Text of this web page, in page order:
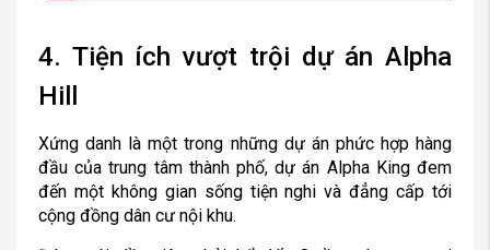
4. Tiện ích vượt trội dự án Alpha
Hill
Xứng danh là một trong những dự án phức hợp hàng
đầu của trung tâm thành phố, dự án Alpha King đem
đến một không gian sống tiện nghi và đẳng cấp tới
cộng đồng dân cư nội khu.